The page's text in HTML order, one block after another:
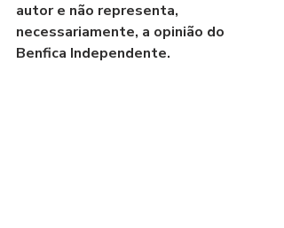
autor e não representa,
necessariamente, a opinião do
Benfica Independente.